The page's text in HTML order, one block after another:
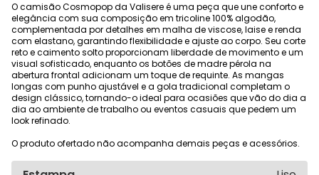
O camisão Cosmopop da Valisere é uma peça que une conforto e
elegância com sua composição em tricoline 100% algodão,
complementada por detalhes em malha de viscose, laise e renda
com elastano, garantindo flexibilidade e ajuste ao corpo. Seu corte
reto e caimento solto proporcionam liberdade de movimento e um
visual sofisticado, enquanto os botões de madre pérola na
abertura frontal adicionam um toque de requinte. As mangas
longas com punho ajustável e a gola tradicional completam o
design clássico, tornando-o ideal para ocasiões que vão do dia a
dia ao ambiente de trabalho ou eventos casuais que pedem um
look refinado.
O produto ofertado não acompanha demais peças e acessórios.